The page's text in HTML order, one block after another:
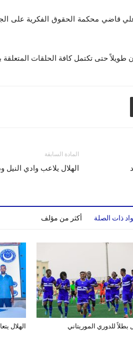
قاضي محكمة الحقوق الفكرية على
حتى تكتمل كافة الحلقات المتعلقة
المادة السابقة
الهلال يلاعب وادي النيل
ذات الصلة أكثر من مؤلف
الهلال بطلاً للدوري الموريتاني